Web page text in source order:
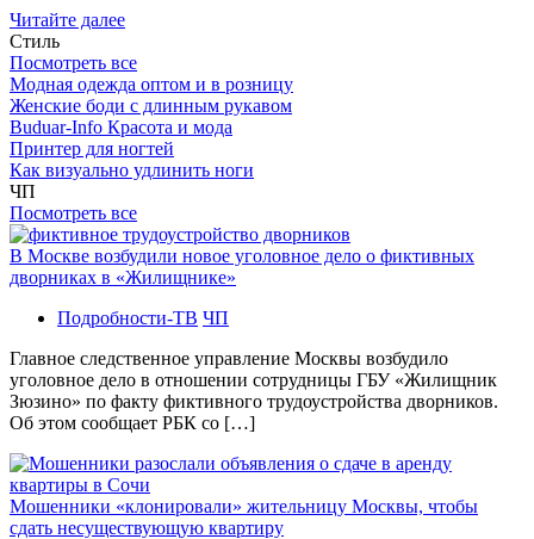
Читайте далее
Стиль
Посмотреть все
Модная одежда оптом и в розницу
Женские боди с длинным рукавом
Buduar-Info Красота и мода
Принтер для ногтей
Как визуально удлинить ноги
ЧП
Посмотреть все
В Москве возбудили новое уголовное дело о фиктивных
дворниках в «Жилищнике»
Подробности-ТВ ЧП
Главное следственное управление Москвы возбудило
уголовное дело в отношении сотрудницы ГБУ «Жилищник
Зюзино» по факту фиктивного трудоустройства дворников.
Об этом сообщает РБК со […]
Мошенники «клонировали» жительницу Москвы, чтобы
сдать несуществующую квартиру